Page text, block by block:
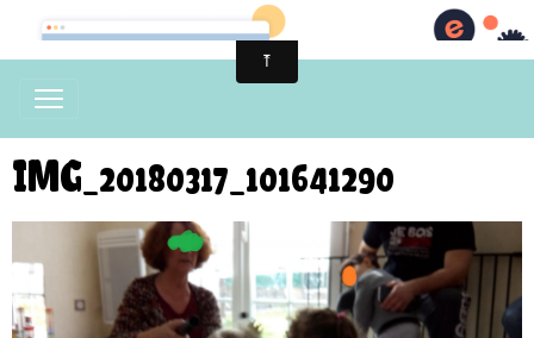
IMG_20180317_101641290